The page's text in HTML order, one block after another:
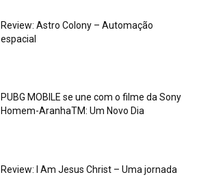
Review: Astro Colony – Automação
espacial
PUBG MOBILE se une com o filme da Sony
Homem-AranhaTM: Um Novo Dia
Review: I Am Jesus Christ – Uma jornada